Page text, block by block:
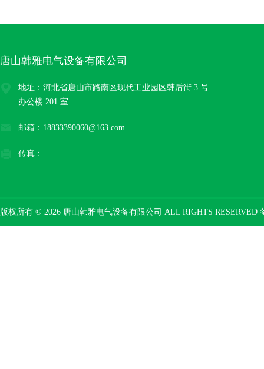
唐山韩雅电气设备有限公司
地址：河北省唐山市路南区现代工业园区韩后街 3 号
办公楼 201 室
邮箱：18833390060@163.com
传真：
版权所有 © 2026 唐山韩雅电气设备有限公司 ALL RIGHTS RESERVED